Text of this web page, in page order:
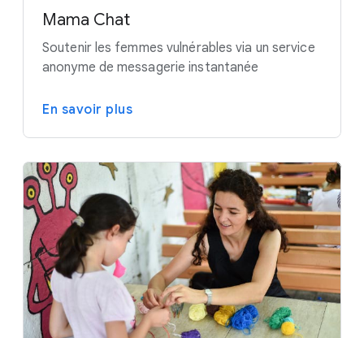
Mama Chat
Soutenir les femmes vulnérables via un service
anonyme de messagerie instantanée
En savoir plus